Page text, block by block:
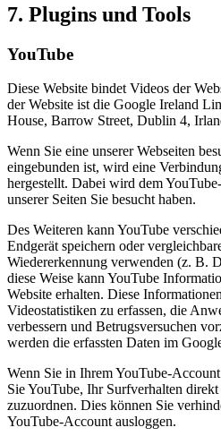
7. Plugins und Tools
YouTube
Diese Website bindet Videos der
der Website ist die Google Ireland
House, Barrow Street, Dublin 4,
Wenn Sie eine unserer Webseiten
eingebunden ist, wird eine
hergestellt. Dabei wird dem
unserer Seiten Sie besucht haben.
Des Weiteren kann YouTube
Endgerät speichern oder
Wiedererkennung verwenden (z. B.
diese Weise kann YouTube
Website erhalten. Diese
Videostatistiken zu erfassen, die
verbessern und Betrugsversuchen
werden die erfassten Daten im
Wenn Sie in Ihrem YouTube-
Sie YouTube, Ihr Surfverhalten
zuzuordnen. Dies können Sie
YouTube-Account ausloggen.